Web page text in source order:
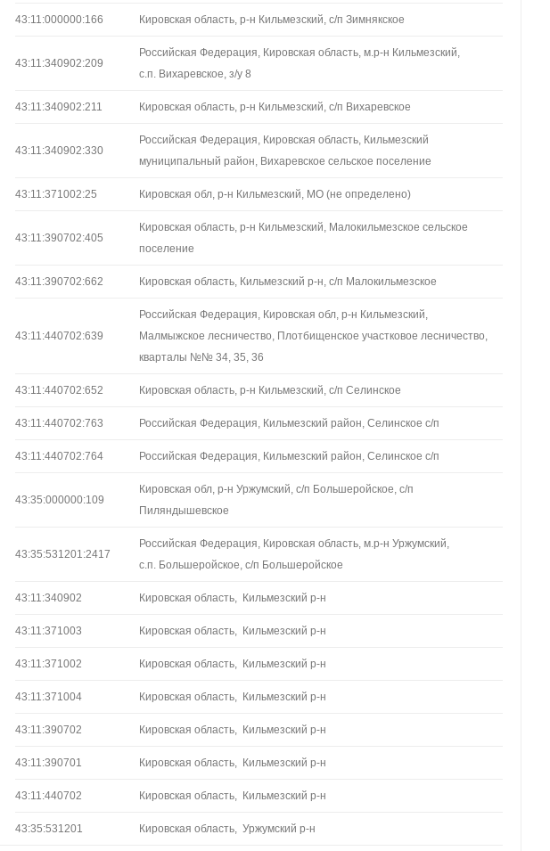
43:11:000000:166 Кировская область, р-н Кильмезский, с/п Зимнякское
43:11:340902:209
Российская Федерация, Кировская область, м.р-н Кильмезский,
с.п. Вихаревское, з/у 8
43:11:340902:211 Кировская область, р-н Кильмезский, с/п Вихаревское
43:11:340902:330
Российская Федерация, Кировская область, Кильмезский
муниципальный район, Вихаревское сельское поселение
43:11:371002:25 Кировская обл, р-н Кильмезский, МО (не определено)
43:11:390702:405
Кировская область, р-н Кильмезский, Малокильмезское сельское
поселение
43:11:390702:662 Кировская область, Кильмезский р-н, с/п Малокильмезское
43:11:440702:639
Российская Федерация, Кировская обл, р-н Кильмезский,
Малмыжское лесничество, Плотбищенское участковое лесничество,
кварталы №№ 34, 35, 36
43:11:440702:652 Кировская область, р-н Кильмезский, с/п Селинское
43:11:440702:763 Российская Федерация, Кильмезский район, Селинское с/п
43:11:440702:764 Российская Федерация, Кильмезский район, Селинское с/п
43:35:000000:109
Кировская обл, р-н Уржумский, с/п Большеройское, с/п
Пиляндышевское
43:35:531201:2417
Российская Федерация, Кировская область, м.р-н Уржумский,
с.п. Большеройское, с/п Большеройское
43:11:340902 Кировская область, Кильмезский р-н
43:11:371003 Кировская область, Кильмезский р-н
43:11:371002 Кировская область, Кильмезский р-н
43:11:371004 Кировская область, Кильмезский р-н
43:11:390702 Кировская область, Кильмезский р-н
43:11:390701 Кировская область, Кильмезский р-н
43:11:440702 Кировская область, Кильмезский р-н
43:35:531201 Кировская область, Уржумский р-н